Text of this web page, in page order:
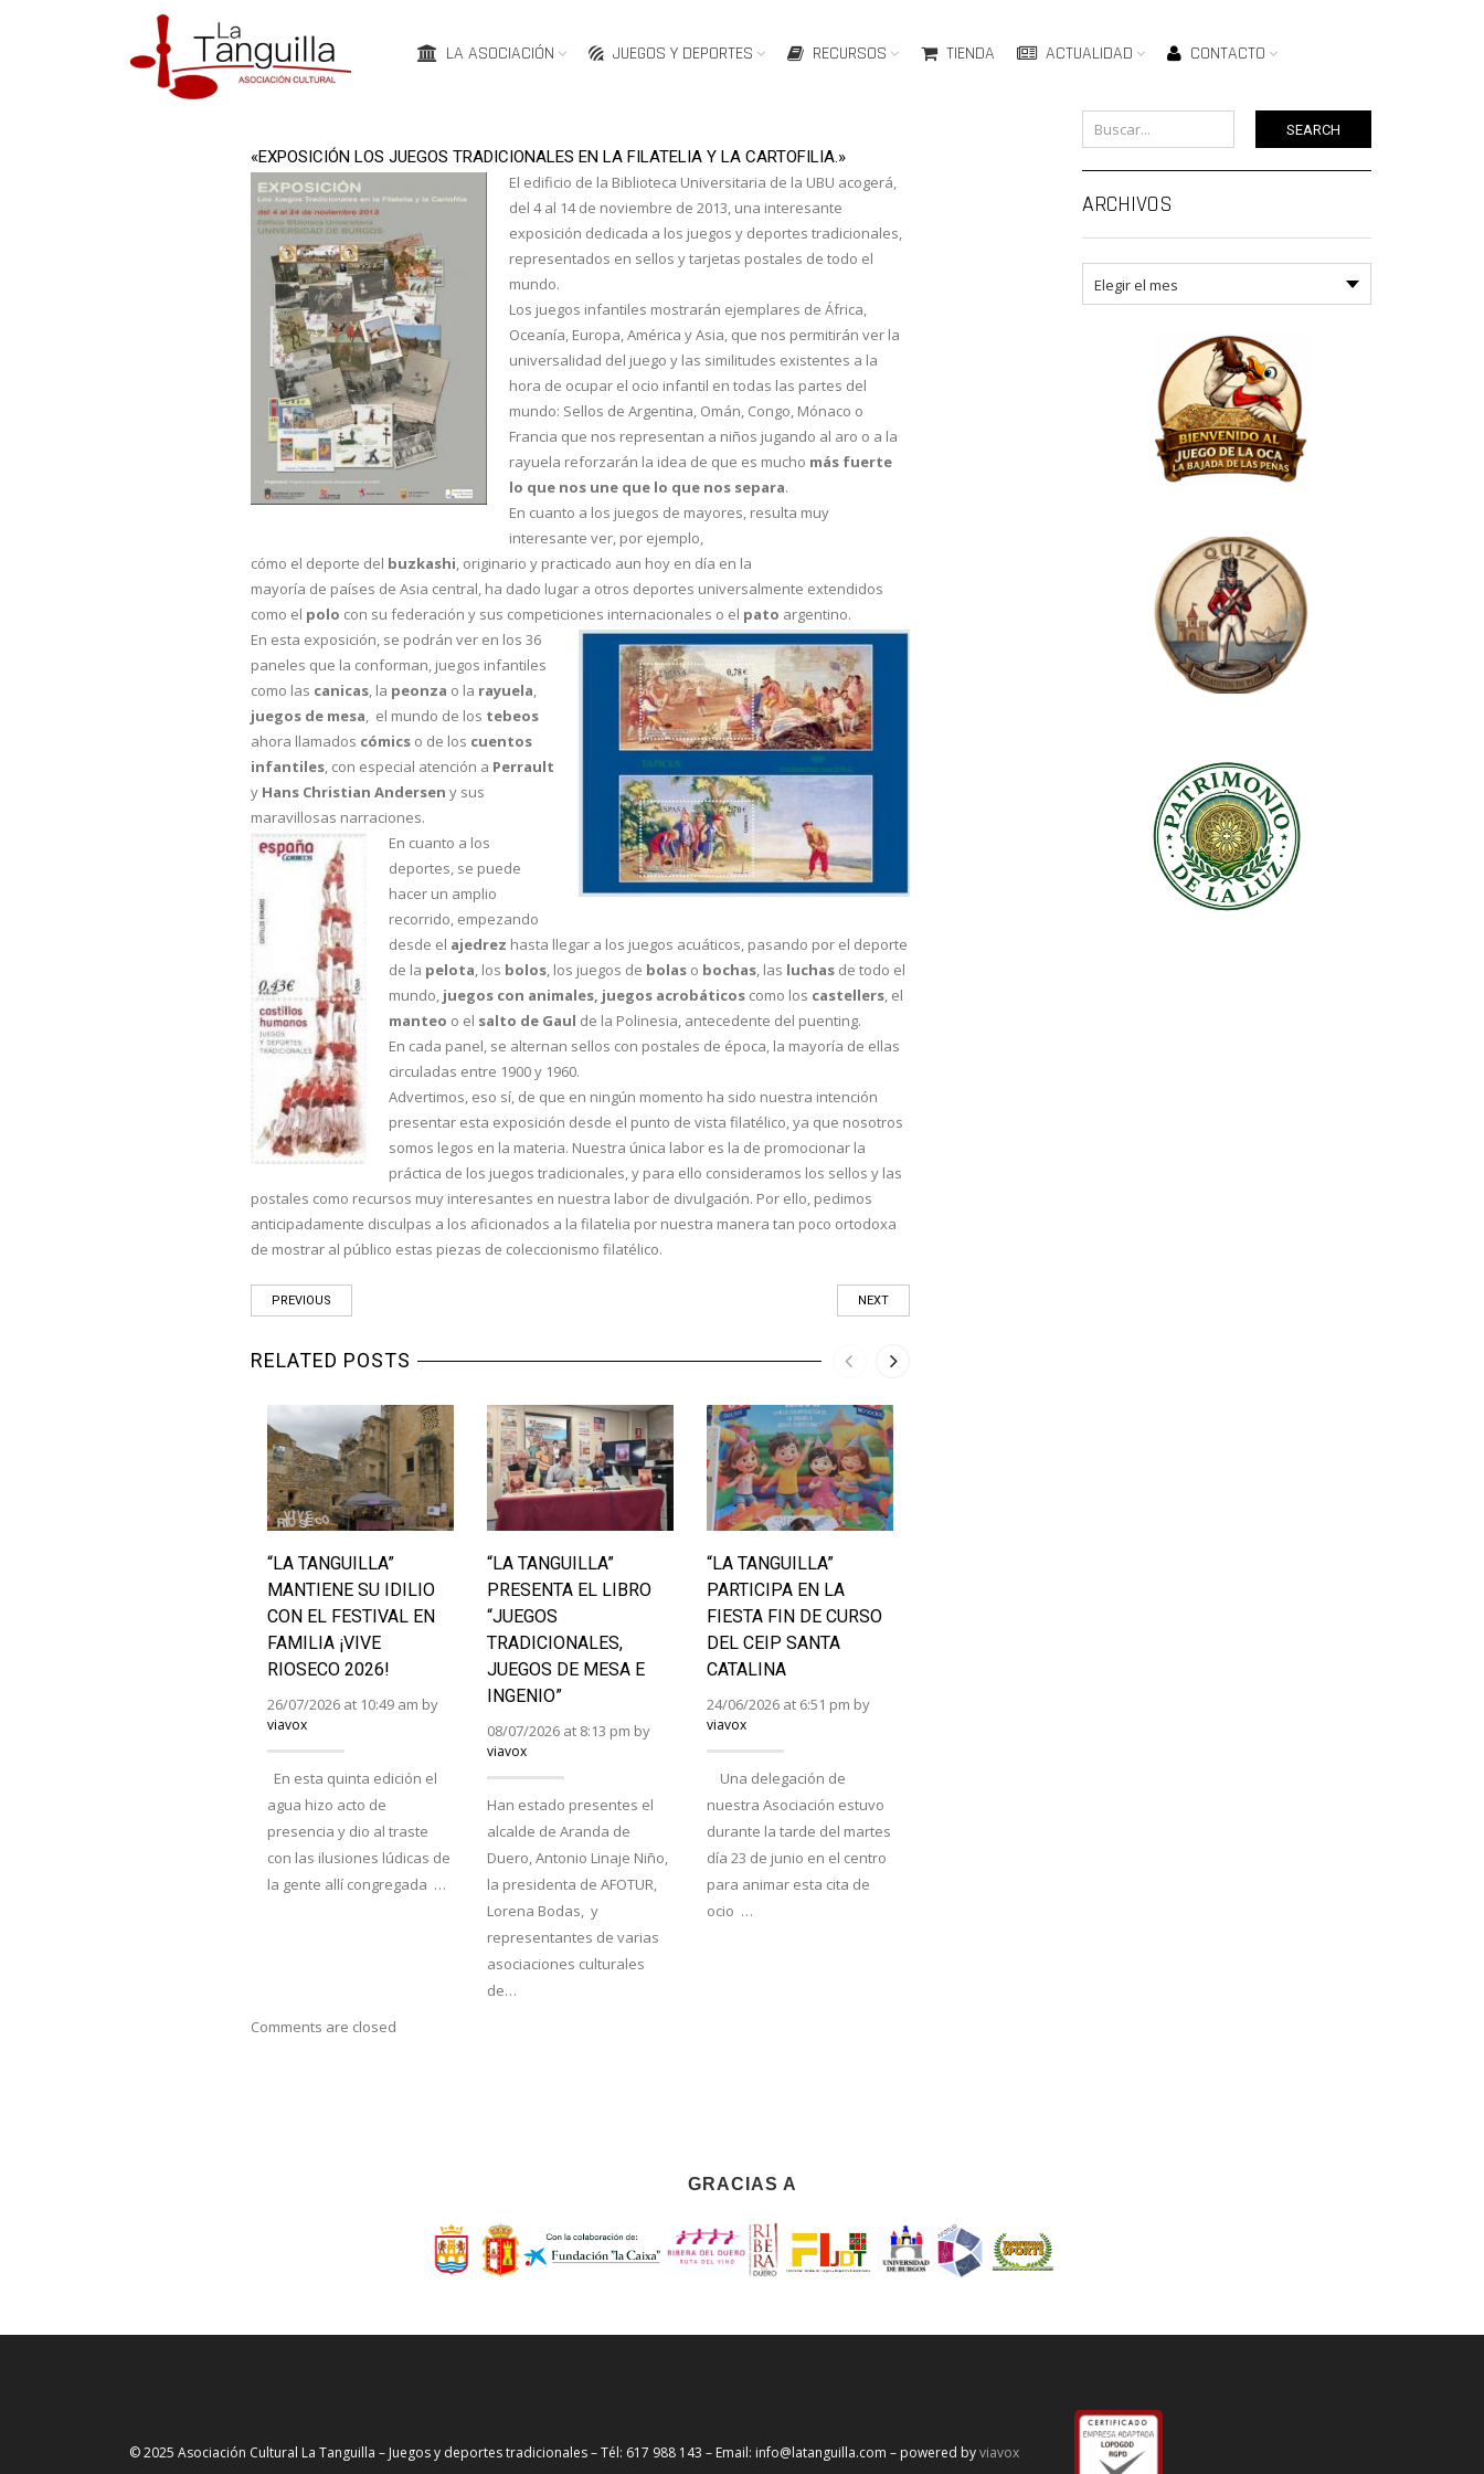
LA ASOCIACIÓN JUEGOS Y DEPORTES RECURSOS TIENDA ACTUALIDAD CONTACTO
«EXPOSICIÓN LOS JUEGOS TRADICIONALES EN LA FILATELIA Y LA CARTOFILIA.»
El edificio de la Biblioteca Universitaria de la UBU acogerá,
del 4 al 14 de noviembre de 2013, una interesante
exposición dedicada a los juegos y deportes tradicionales,
representados en sellos y tarjetas postales de todo el
mundo.
Los juegos infantiles mostrarán ejemplares de África,
Oceanía, Europa, América y Asia, que nos permitirán ver la
universalidad del juego y las similitudes existentes a la
hora de ocupar el ocio infantil en todas las partes del
mundo: Sellos de Argentina, Omán, Congo, Mónaco o
Francia que nos representan a niños jugando al aro o a la
rayuela reforzarán la idea de que es mucho más fuerte
lo que nos une que lo que nos separa.
En cuanto a los juegos de mayores, resulta muy
interesante ver, por ejemplo,
cómo el deporte del buzkashi, originario y practicado aun hoy en día en la
mayoría de países de Asia central, ha dado lugar a otros deportes universalmente extendidos
como el polo con su federación y sus competiciones internacionales o el pato argentino.
En esta exposición, se podrán ver en los 36
paneles que la conforman, juegos infantiles
como las canicas, la peonza o la rayuela,
juegos de mesa, el mundo de los tebeos
ahora llamados cómics o de los cuentos
infantiles, con especial atención a Perrault
y Hans Christian Andersen y sus
maravillosas narraciones.
En cuanto a los
deportes, se puede
hacer un amplio
recorrido, empezando
desde el ajedrez hasta llegar a los juegos acuáticos, pasando por el deporte
de la pelota, los bolos, los juegos de bolas o bochas, las luchas de todo el
mundo, juegos con animales, juegos acrobáticos como los castellers, el
manteo o el salto de Gaul de la Polinesia, antecedente del puenting.
En cada panel, se alternan sellos con postales de época, la mayoría de ellas
circuladas entre 1900 y 1960.
Advertimos, eso sí, de que en ningún momento ha sido nuestra intención
presentar esta exposición desde el punto de vista filatélico, ya que nosotros
somos legos en la materia. Nuestra única labor es la de promocionar la
práctica de los juegos tradicionales, y para ello consideramos los sellos y las
postales como recursos muy interesantes en nuestra labor de divulgación. Por ello, pedimos
anticipadamente disculpas a los aficionados a la filatelia por nuestra manera tan poco ortodoxa
de mostrar al público estas piezas de coleccionismo filatélico.
PREVIOUS NEXT
RELATED POSTS
“LA TANGUILLA”
MANTIENE SU IDILIO
CON EL FESTIVAL EN
FAMILIA ¡VIVE
RIOSECO 2026!
26/07/2026 at 10:49 am by
viavox
En esta quinta edición el
agua hizo acto de
presencia y dio al traste
con las ilusiones lúdicas de
la gente allí congregada …
“LA TANGUILLA”
PRESENTA EL LIBRO
“JUEGOS
TRADICIONALES,
JUEGOS DE MESA E
INGENIO”
08/07/2026 at 8:13 pm by
viavox
Han estado presentes el
alcalde de Aranda de
Duero, Antonio Linaje Niño,
la presidenta de AFOTUR,
Lorena Bodas, y
representantes de varias
asociaciones culturales
de…
“LA TANGUILLA”
PARTICIPA EN LA
FIESTA FIN DE CURSO
DEL CEIP SANTA
CATALINA
24/06/2026 at 6:51 pm by
viavox
Una delegación de
nuestra Asociación estuvo
durante la tarde del martes
día 23 de junio en el centro
para animar esta cita de
ocio …
Comments are closed
SEARCH
ARCHIVOS
GRACIAS A
© 2025 Asociación Cultural La Tanguilla – Juegos y deportes tradicionales – Tél: 617 988 143 – Email: info@latanguilla.com – powered byviavox